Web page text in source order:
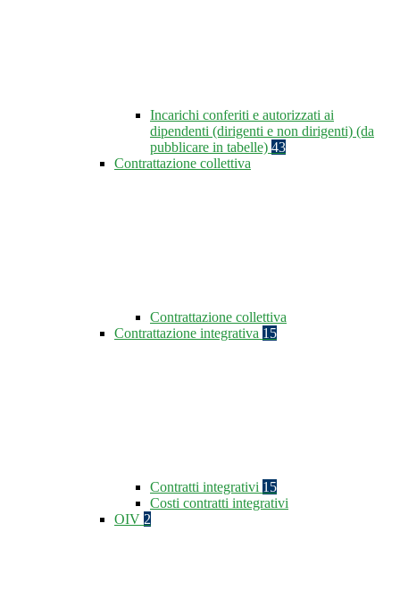
Incarichi conferiti e autorizzati ai
dipendenti (dirigenti e non dirigenti) (da
pubblicare in tabelle) 43
Contrattazione collettiva
Contrattazione collettiva
Contrattazione integrativa 15
Contratti integrativi 15
Costi contratti integrativi
OIV 2